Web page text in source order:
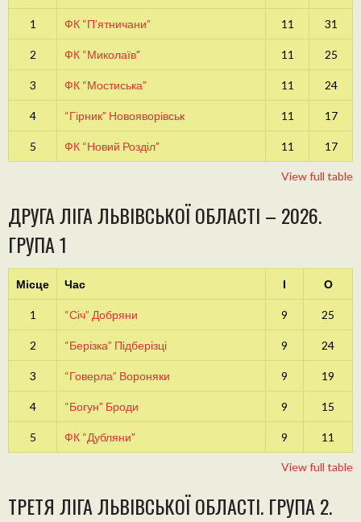
1 ФК “П’ятничани” 11 31
2 ФК “Миколаїв” 11 25
3 ФК “Мостиська” 11 24
4 “Гірник” Новояворівськ 11 17
5 ФК “Новий Розділ” 11 17
View full table
ДРУГА ЛІГА ЛЬВІВСЬКОЇ ОБЛАСТІ – 2026.
ГРУПА 1
Місце Час І О
1 “Січ” Добряни 9 25
2 “Берізка” Підберізці 9 24
3 “Говерла” Вороняки 9 19
4 “Богун” Броди 9 15
5 ФК “Дубляни” 9 11
View full table
ТРЕТЯ ЛІГА ЛЬВІВСЬКОЇ ОБЛАСТІ. ГРУПА 2.